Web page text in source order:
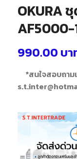
OKURA
AF5000-
990.00 บา
*สนใจสอบถา